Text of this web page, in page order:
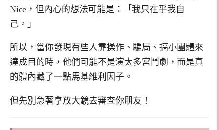
Nice，但內心的想法可能是：「我只在乎我自
己。」
所以，當你發現有些人靠操作、騙局、搞小團體來
達成目的時，他們可能不是演太多宮鬥劇，而是真
的體內藏了一點馬基維利因子。
但先別急著拿放大鏡去審查你朋友！